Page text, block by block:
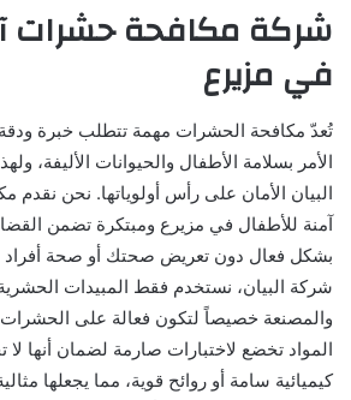
شركة مكافحة حشرات
في مزيرع
تُعدّ مكافحة الحشرات مهمة تتطلب خبرة
الأمر بسلامة الأطفال والحيوانات الأليفة،
البيان الأمان على رأس أولوياتها. نحن
آمنة للأطفال في مزيرع ومبتكرة تضمن
بشكل فعال دون تعريض صحتك أو صحة أفراد
شركة البيان، نستخدم فقط المبيدات
والمصنعة خصيصاً لتكون فعالة على الحشرات
المواد تخضع لاختبارات صارمة لضمان أنها
كيميائية سامة أو روائح قوية، مما يجعلها